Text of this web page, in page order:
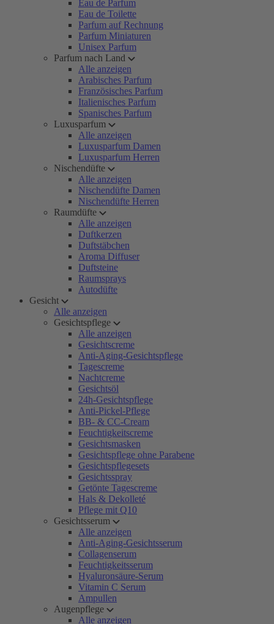
Eau de Parfum
Eau de Toilette
Parfum auf Rechnung
Parfum Miniaturen
Unisex Parfum
Parfum nach Land
Alle anzeigen
Arabisches Parfum
Französisches Parfum
Italienisches Parfum
Spanisches Parfum
Luxusparfum
Alle anzeigen
Luxusparfum Damen
Luxusparfum Herren
Nischendüfte
Alle anzeigen
Nischendüfte Damen
Nischendüfte Herren
Raumdüfte
Alle anzeigen
Duftkerzen
Duftstäbchen
Aroma Diffuser
Duftsteine
Raumsprays
Autodüfte
Gesicht
Alle anzeigen
Gesichtspflege
Alle anzeigen
Gesichtscreme
Anti-Aging-Gesichtspflege
Tagescreme
Nachtcreme
Gesichtsöl
24h-Gesichtspflege
Anti-Pickel-Pflege
BB- & CC-Cream
Feuchtigkeitscreme
Gesichtsmasken
Gesichtspflege ohne Parabene
Gesichtspflegesets
Gesichtsspray
Getönte Tagescreme
Hals & Dekolleté
Pflege mit Q10
Gesichtsserum
Alle anzeigen
Anti-Aging-Gesichtsserum
Collagenserum
Feuchtigkeitsserum
Hyaluronsäure-Serum
Vitamin C Serum
Ampullen
Augenpflege
Alle anzeigen